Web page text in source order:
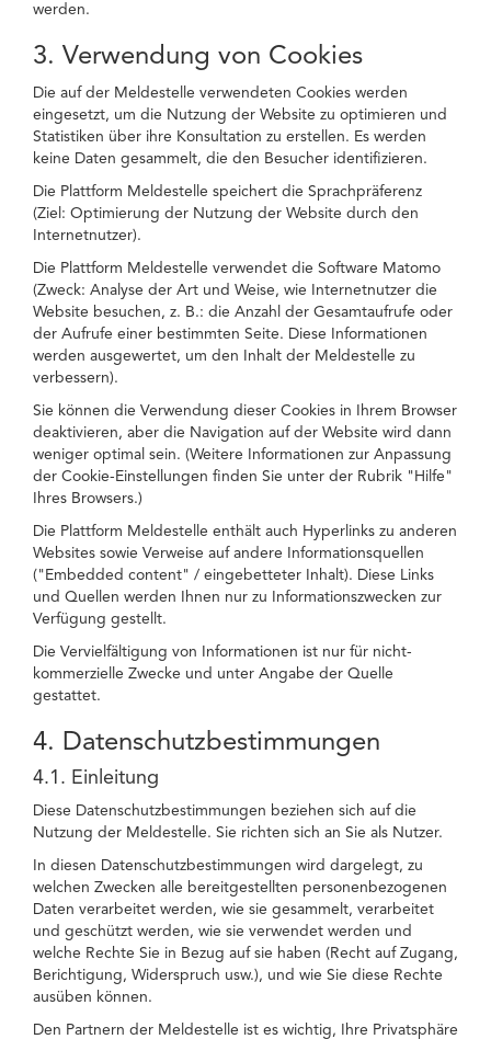
werden.
3. Verwendung von Cookies
Die auf der Meldestelle verwendeten Cookies werden
eingesetzt, um die Nutzung der Website zu optimieren und
Statistiken über ihre Konsultation zu erstellen. Es werden
keine Daten gesammelt, die den Besucher identifizieren.
Die Plattform Meldestelle speichert die Sprachpräferenz
(Ziel: Optimierung der Nutzung der Website durch den
Internetnutzer).
Die Plattform Meldestelle verwendet die Software Matomo
(Zweck: Analyse der Art und Weise, wie Internetnutzer die
Website besuchen, z. B.: die Anzahl der Gesamtaufrufe oder
der Aufrufe einer bestimmten Seite. Diese Informationen
werden ausgewertet, um den Inhalt der Meldestelle zu
verbessern).
Sie können die Verwendung dieser Cookies in Ihrem Browser
deaktivieren, aber die Navigation auf der Website wird dann
weniger optimal sein. (Weitere Informationen zur Anpassung
der Cookie-Einstellungen finden Sie unter der Rubrik "Hilfe"
Ihres Browsers.)
Die Plattform Meldestelle enthält auch Hyperlinks zu anderen
Websites sowie Verweise auf andere Informationsquellen
("Embedded content" / eingebetteter Inhalt). Diese Links
und Quellen werden Ihnen nur zu Informationszwecken zur
Verfügung gestellt.
Die Vervielfältigung von Informationen ist nur für nicht-
kommerzielle Zwecke und unter Angabe der Quelle
gestattet.
4. Datenschutzbestimmungen
4.1. Einleitung
Diese Datenschutzbestimmungen beziehen sich auf die
Nutzung der Meldestelle. Sie richten sich an Sie als Nutzer.
In diesen Datenschutzbestimmungen wird dargelegt, zu
welchen Zwecken alle bereitgestellten personenbezogenen
Daten verarbeitet werden, wie sie gesammelt, verarbeitet
und geschützt werden, wie sie verwendet werden und
welche Rechte Sie in Bezug auf sie haben (Recht auf Zugang,
Berichtigung, Widerspruch usw.), und wie Sie diese Rechte
ausüben können.
Den Partnern der Meldestelle ist es wichtig, Ihre Privatsphäre